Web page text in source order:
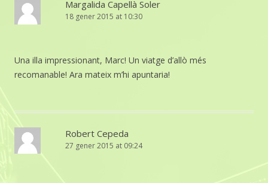
Margalida Capellà Soler
18 gener 2015 at 10:30
Una illa impressionant, Marc! Un viatge d’allò més
recomanable! Ara mateix m’hi apuntaria!
Robert Cepeda
27 gener 2015 at 09:24